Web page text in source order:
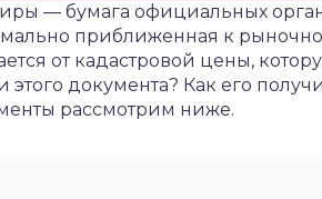
— бумага официальных
приближенная к
от кадастровой цены,
документа? Как его
рассмотрим ниже.